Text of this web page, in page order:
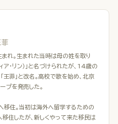
れ。生まれた当時は母の姓を取り
ア・リン）」と名づけられたが、14歳の
王菲」と改名。高校で歌を始め、北京
プを発売した。
移住。当初は海外へ留学するための
住したが、新しくやって来た移民は